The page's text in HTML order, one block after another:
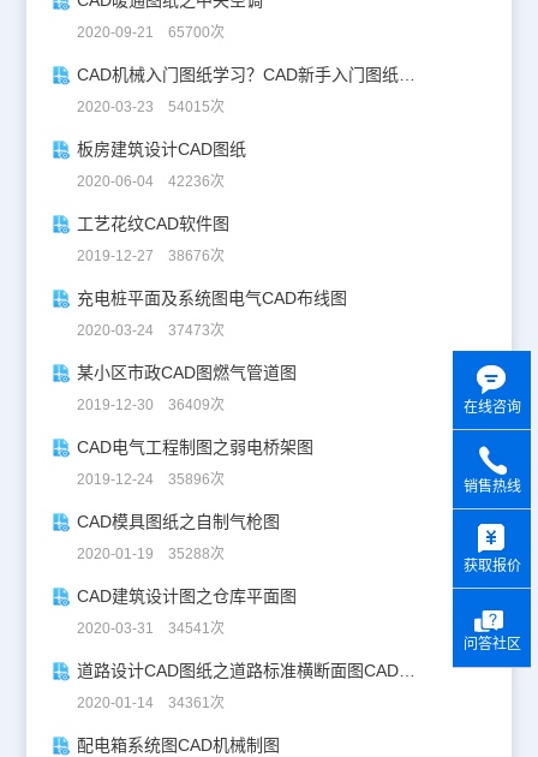
2020-09-21 65700次
CAD机械入门图纸学习？CAD新手入门图纸练习
2020-03-23 54015次
板房建筑设计CAD图纸
2020-06-04 42236次
工艺花纹CAD软件图
2019-12-27 38676次
充电桩平面及系统图电气CAD布线图
2020-03-24 37473次
某小区市政CAD图燃气管道图
2019-12-30 36409次
CAD电气工程制图之弱电桥架图
2019-12-24 35896次
CAD模具图纸之自制气枪图
2020-01-19 35288次
CAD建筑设计图之仓库平面图
2020-03-31 34541次
道路设计CAD图纸之道路标准横断面图CAD图纸
2020-01-14 34361次
配电箱系统图CAD机械制图
在线咨询
销售热线
获取报价
问答社区